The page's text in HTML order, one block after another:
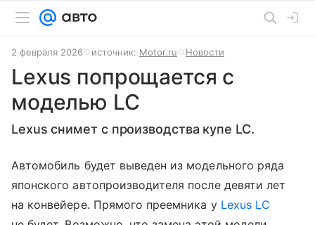
2 февраля 2026 источник: Motor.ru Новости
Lexus попрощается с
моделью LC
Lexus снимет с производства купе LC.
Автомобиль будет выведен из модельного ряда
японского автопроизводителя после девяти лет
на конвейере. Прямого преемника у Lexus LC